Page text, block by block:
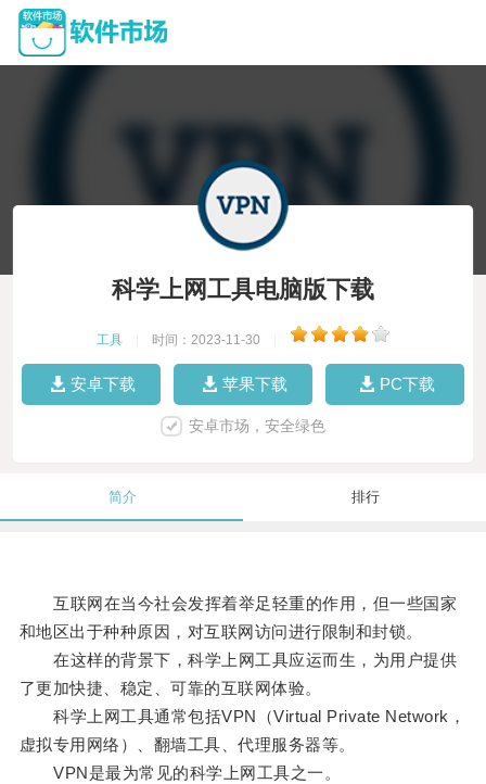
科学上网工具电脑版下载
工具 时间：2023-11-30
安卓下载 苹果下载 PC下载
安卓市场，安全绿色
简介 排行
互联网在当今社会发挥着举足轻重的作用，但一些国家
和地区出于种种原因，对互联网访问进行限制和封锁。
在这样的背景下，科学上网工具应运而生，为用户提供
了更加快捷、稳定、可靠的互联网体验。
科学上网工具通常包括VPN（Virtual Private Network，
虚拟专用网络）、翻墙工具、代理服务器等。
VPN是最为常见的科学上网工具之一。